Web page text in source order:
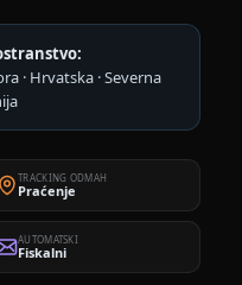
· Hrvatska · Severna
TRACKING ODMAH
Praćenje
AUTOMATSKI
Fiskalni